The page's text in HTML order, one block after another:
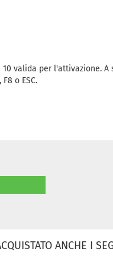
valida per l'attivazione. A
o ESC.
ANCHE I